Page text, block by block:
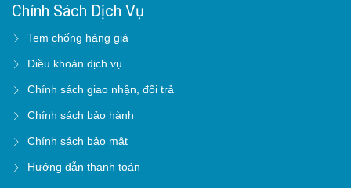
Chính Sách Dịch Vụ
Tem chống hàng giả
Điều khoản dịch vụ
Chính sách giao nhận, đổi trả
Chính sách bảo hành
Chính sách bảo mật
Hướng dẫn thanh toán